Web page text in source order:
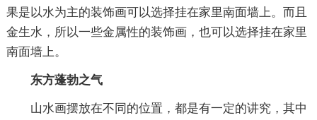
果是以水为主的装饰画可以选择挂在家里南面墙上。而且
金生水，所以一些金属性的装饰画，也可以选择挂在家里
南面墙上。
东方蓬勃之气
山水画摆放在不同的位置，都是有一定的讲究，其中